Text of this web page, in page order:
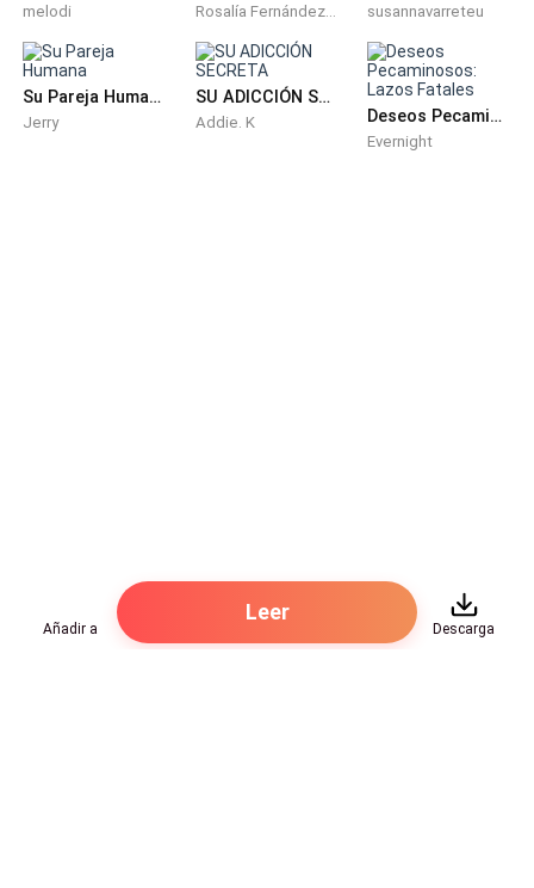
melodi Rosalía Fernández de Córdova susannavarreteu
Su Pareja Humana
Jerry
SU ADICCIÓN SECRETA
Addie. K Deseos Pecaminosos: Lazos Fatales
Evernight
Añadir a
Leer
Descarga